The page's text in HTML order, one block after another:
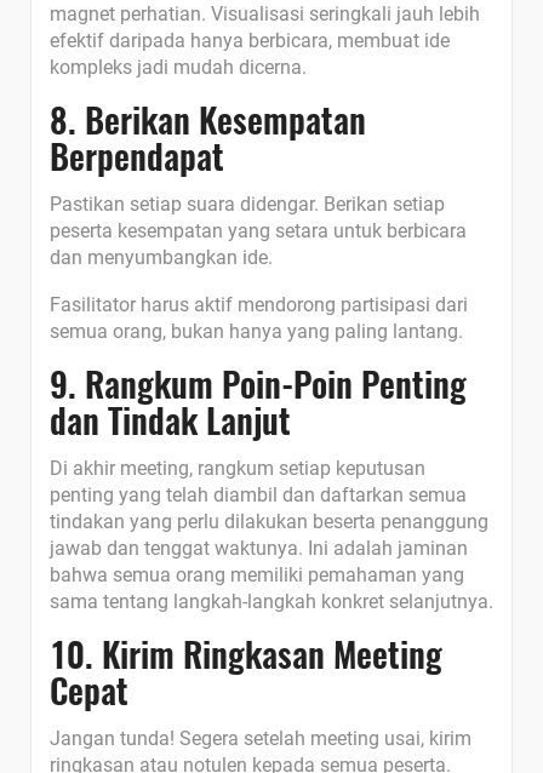
magnet perhatian. Visualisasi seringkali jauh lebih
efektif daripada hanya berbicara, membuat ide
kompleks jadi mudah dicerna.
8. Berikan Kesempatan
Berpendapat
Pastikan setiap suara didengar. Berikan setiap
peserta kesempatan yang setara untuk berbicara
dan menyumbangkan ide.
Fasilitator harus aktif mendorong partisipasi dari
semua orang, bukan hanya yang paling lantang.
9. Rangkum Poin-Poin Penting
dan Tindak Lanjut
Di akhir meeting, rangkum setiap keputusan
penting yang telah diambil dan daftarkan semua
tindakan yang perlu dilakukan beserta penanggung
jawab dan tenggat waktunya. Ini adalah jaminan
bahwa semua orang memiliki pemahaman yang
sama tentang langkah-langkah konkret selanjutnya.
10. Kirim Ringkasan Meeting
Cepat
Jangan tunda! Segera setelah meeting usai, kirim
ringkasan atau notulen kepada semua peserta.